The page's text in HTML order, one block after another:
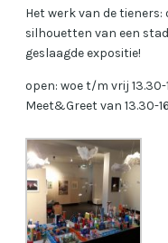
Het werk van de
silhouetten van een
geslaagde expositie!
open: woe t/m vrij
Meet&Greet van 13.30-